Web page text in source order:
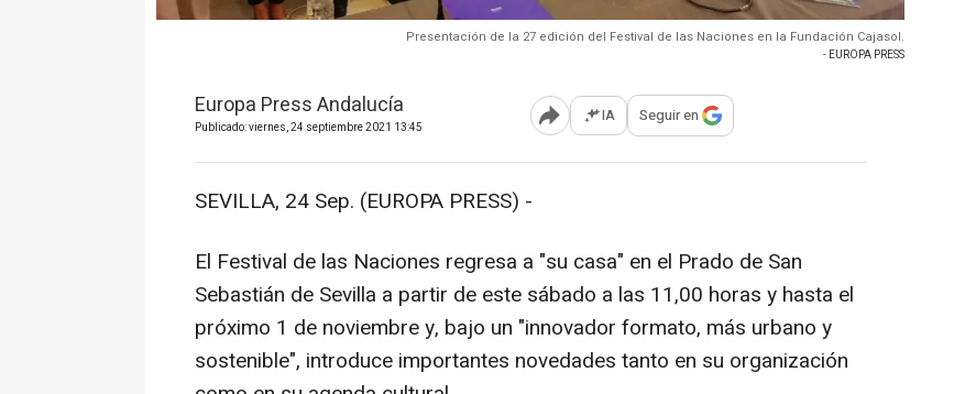
Presentación de la 27 edición del Festival de las Naciones en la Fundación Cajasol.
- EUROPA PRESS
Europa Press Andalucía
Publicado: viernes, 24 septiembre 2021 13:45 Abrir opciones para compartir
IA Seguir en
SEVILLA, 24 Sep. (EUROPA PRESS) -
El Festival de las Naciones regresa a "su casa" en el Prado de San
Sebastián de Sevilla a partir de este sábado a las 11,00 horas y hasta el
próximo 1 de noviembre y, bajo un "innovador formato, más urbano y
sostenible", introduce importantes novedades tanto en su organización